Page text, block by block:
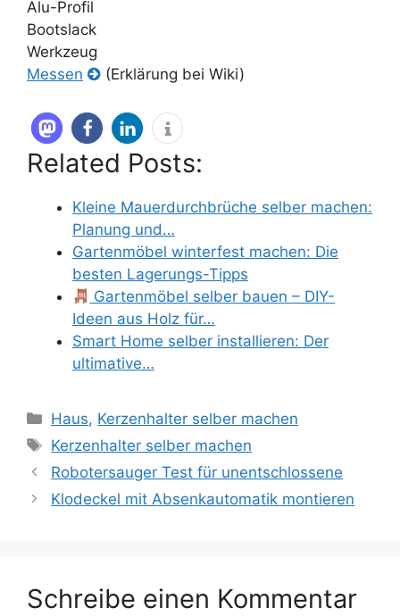
Alu-Profil
Bootslack
Werkzeug
Messen
(Erklärung bei Wiki)
Related Posts:
Kleine Mauerdurchbrüche selber machen:
Planung und…
Gartenmöbel winterfest machen: Die
besten Lagerungs-Tipps
Gartenmöbel selber bauen – DIY-
Ideen aus Holz für…
Smart Home selber installieren: Der
ultimative…
Kategorien
Haus, Kerzenhalter selber machen
Schlagwörter
Kerzenhalter selber machen
Robotersauger Test für unentschlossene
Klodeckel mit Absenkautomatik montieren
Schreibe einen Kommentar